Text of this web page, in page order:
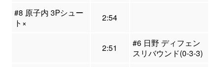
#8 原子内 3Pシュー
ト×
2:54
2:51
#6 日野 ディフェン
スリバウンド(0-3-3)